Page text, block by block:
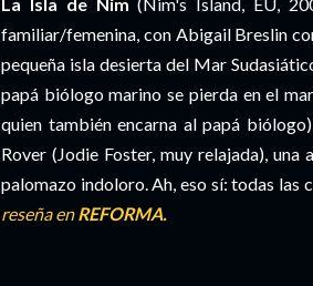
familiar/femenina, con Abigail Breslin
pequeña isla desierta del Mar
papá biólogo marino se pierda en el
quien también encarna al papá
Rover (Jodie Foster, muy relajada),
palomazo indoloro. Ah, eso sí: todas las
reseña enREFORMA.